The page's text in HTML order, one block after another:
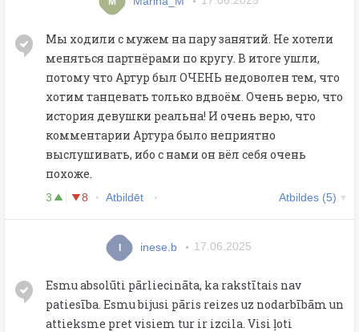
Мы ходили с мужем на пару занятий. Не хотели
меняться партнёрами по кругу. В итоге ушли,
потому что Артур был ОЧЕНЬ недоволен тем, что
хотим танцевать только вдвоём. Очень верю, что
история девушки реальна! И очень верю, что
комментарии Артура было неприятно
выслушивать, ибо с нами он вёл себя очень
похоже.
3 8 Atbildēt Atbildes (5)
I inese.b 17.06.2025
Esmu absolūti pārliecināta, ka rakstītais nav
patiesība. Esmu bijusi pāris reizes uz nodarbībām un
attieksme pret visiem tur ir izcila. Visi ļoti